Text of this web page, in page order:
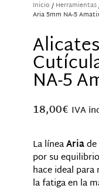
Inicio / Herramientas
Aria 5mm NA-5
NA-5
18,00€ IVA
La líneaAria
por su
hace ideal
la fatiga en la